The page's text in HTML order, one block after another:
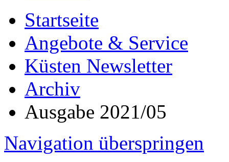
Startseite
Angebote & Service
Küsten Newsletter
Archiv
Ausgabe 2021/05
Navigation überspringen